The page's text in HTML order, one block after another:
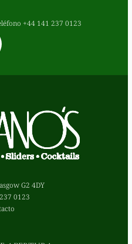
+44 141 237 0123
G2 4DY
0123